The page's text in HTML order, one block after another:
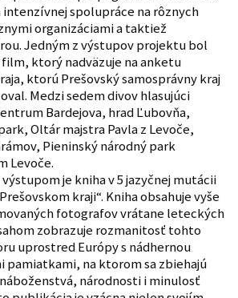
spolupráce na rôznych
organizáciami a taktiež
Jedným z výstupov projektu bol
ktorý nadväzuje na anketu
ktorú Prešovský samosprávny kraj
Medzi sedem divov hlasujúci
Bardejova, hrad Ľubovňa,
Oltár majstra Pavla z Levoče,
Pieninský národný park
Levoče.
je kniha v 5 jazyčnej mutácii
kraji“. Kniha obsahuje vyše
fotografov vrátane leteckých
zobrazuje rozmanitosť tohto
uprostred Európy s nádhernou
pamiatkami, na ktorom sa zbiehajú
národnosti i minulosť